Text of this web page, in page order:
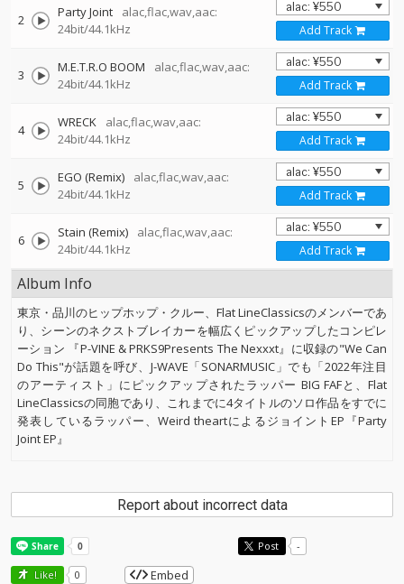
2 Party Joint
alac,flac,wav,aac:
24bit/44.1kHz
Add Track
3 M.E.T.R.O BOOM
alac,flac,wav,aac:
24bit/44.1kHz
Add Track
4 WRECK
alac,flac,wav,aac:
24bit/44.1kHz
Add Track
5 EGO (Remix)
alac,flac,wav,aac:
24bit/44.1kHz
Add Track
6 Stain (Remix)
alac,flac,wav,aac:
24bit/44.1kHz
Add Track
Album Info
東京・品川のヒップホップ・クルー、Flat LineClassicsのメンバーであ
り、シーンのネクストブレイカーを幅広くピックアップしたコンピレ
ーション 『P-VINE & PRKS9Presents The Nexxxt』に収録の"We Can
Do This"が話題を呼び、J-WAVE「SONARMUSIC」でも「2022年注目
のアーティスト」にピックアップされたラッパー BIG FAFと、Flat
LineClassicsの同胞であり、これまでに4タイトルのソロ作品をすでに
発表しているラッパー、Weird theartによるジョイントEP『Party
Joint EP』
Report about incorrect data
Post -
Like! 0 Embed